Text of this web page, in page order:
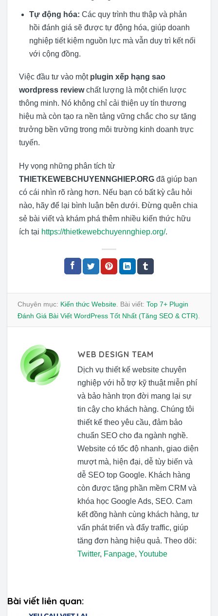
Tự động hóa: Các quy trình thu thập và phản
hồi đánh giá sẽ được tự động hóa, giúp doanh
nghiệp tiết kiệm nguồn lực mà vẫn duy trì kết nối
với cộng đồng.
Việc đầu tư vào một plugin xếp hạng sao
wordpress reviewchất lượng là một chiến lược
thông minh. Nó không chỉ cải thiện uy tín thương
hiệu mà còn tạo ra nền tảng vững chắc cho sự tăng
trưởng bền vững trong môi trường kinh doanh trực
tuyến.
Hy vọng những phân tích từ
THIETKEWEBCHUYENNGHIEP.ORG đã giúp bạn
có cái nhìn rõ ràng hơn. Nếu bạn có bất kỳ câu hỏi
nào, hãy để lại bình luận bên dưới. Đừng quên chia
sẻ bài viết và khám phá thêm nhiều kiến thức hữu
ích tại https://thietkewebchuyennghiep.org/.
Chuyên mục: Kiến thức Website . Bài viết: Top 7+ Plugin
Đánh Giá Bài Viết WordPress Tốt Nhất (Tăng SEO & CTR)
WEB DESIGN TEAM
Dịch vụ thiết kế website chuyên
nghiệp với hỗ trợ kỹ thuật miễn phí
và bảo hành trọn đời mang lại sự
tin cậy cho khách hàng. Chúng tôi
thiết kế theo yêu cầu, đảm bảo
chuẩn SEO cho đa ngành nghề.
Website có tốc độ nhanh, giao diện
mượt mà, hiện đại, dễ tùy biến và
dễ SEO top Google. Khách hàng
còn được tặng phần mềm CRM và
khóa học Google Ads, SEO. Cam
kết đồng hành cùng khách hàng, tư
vấn phát triển và đẩy traffic, giúp
tăng đơn hàng hiệu quả. Theo dõi:
Twitter, Fanpage, Youtube
Bài viết liên quan: